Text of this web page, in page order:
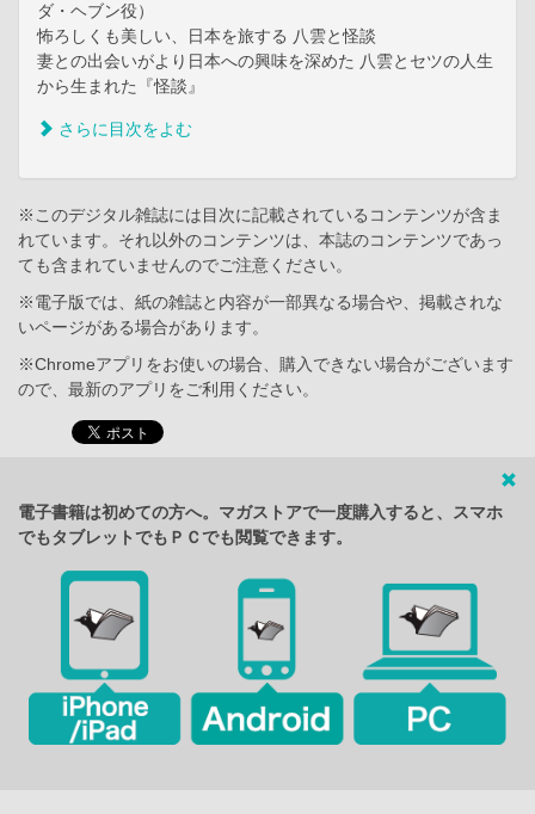
ダ・ヘブン役）
怖ろしくも美しい、日本を旅する 八雲と怪談
妻との出会いがより日本への興味を深めた 八雲とセツの人生
から生まれた『怪談』
さらに目次をよむ
※このデジタル雑誌には目次に記載されているコンテンツが含ま
れています。それ以外のコンテンツは、本誌のコンテンツであっ
ても含まれていませんのでご注意ください。
※電子版では、紙の雑誌と内容が一部異なる場合や、掲載されな
いページがある場合があります。
※Chromeアプリをお使いの場合、購入できない場合がございます
ので、最新のアプリをご利用ください。
電子書籍は初めての方へ。マガストアで一度購入すると、スマホ
でもタブレットでもＰＣでも閲覧できます。